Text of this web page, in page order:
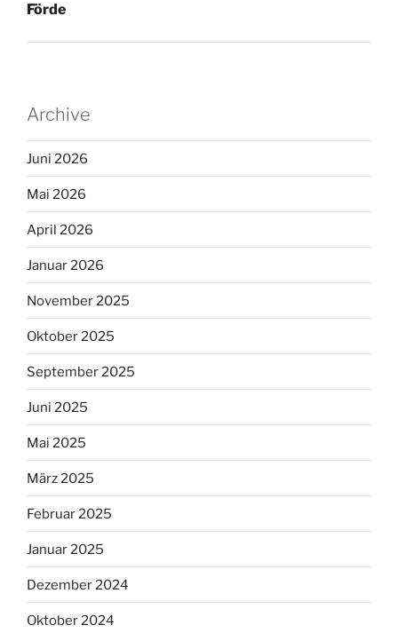
Förde
Archive
Juni 2026
Mai 2026
April 2026
Januar 2026
November 2025
Oktober 2025
September 2025
Juni 2025
Mai 2025
März 2025
Februar 2025
Januar 2025
Dezember 2024
Oktober 2024